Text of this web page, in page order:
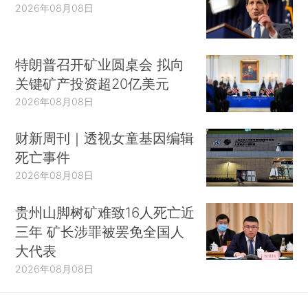
2026年08月08日
特朗普召开矿业圆桌会 拟向
关键矿产投资超20亿美元
2026年08月08日
财新周刊｜透视女童基因编辑
死亡事件
2026年08月08日
贵州山脚树矿难致16人死亡近
三年 矿长涉罪被罢免全国人
大代表
2026年08月08日